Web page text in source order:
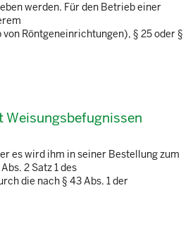
werden. Für den Betrieb einer
Röntgeneinrichtungen), § 25 oder §
es wird ihm in seiner Bestellung zum
2 Satz 1 des
die nach § 43 Abs. 1 der